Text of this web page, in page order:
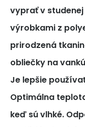
vyprať v
výrobkami z
prirodzená
obliečky na
Je lepšie
Optimálna
keď sú vlhké.